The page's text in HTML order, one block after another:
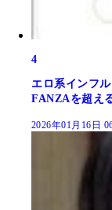
4
エロ系インフ
FANZAを超え
2026年01月16日